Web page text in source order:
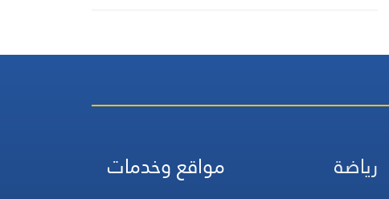
رياضة مواقع وخدمات